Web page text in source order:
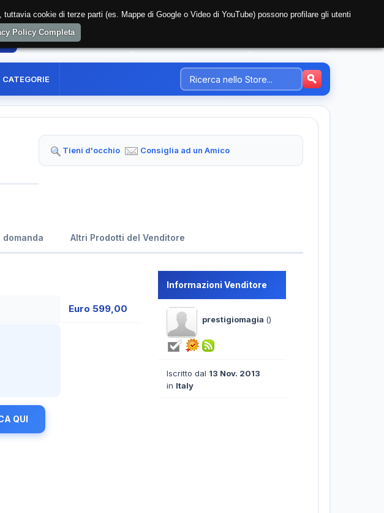
REGISTRAZIONE UTENTE
CATEGORIE
Tieni d'occhio Consiglia ad un Amico
domanda Altri Prodotti del Venditore
Euro 599,00
QUI
Informazioni Venditore
prestigiomagia ()
Iscritto dal 13 Nov. 2013
in Italy
cookie di terze parti (es. Mappe di Google o Video di YouTube) possono profilare gli utenti
Policy Completa